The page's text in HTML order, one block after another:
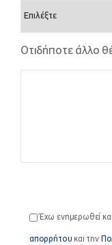
Οτιδήποτε άλλο
Έχω ενημερωθεί
απορρήτου και την